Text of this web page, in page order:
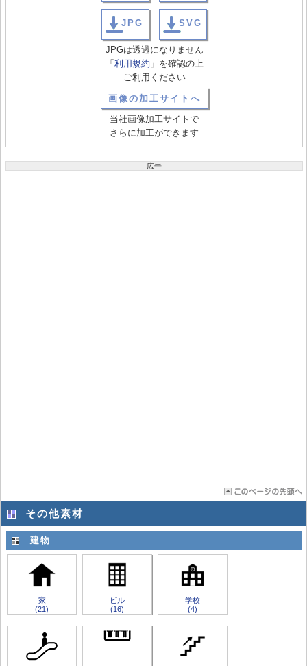
JPG SVG
JPGは透過になりません
「 利用規約 」を確認の上
ご利用ください
画像の加工サイトへ
当社画像加工サイトで
さらに加工ができます
広告
その他素材
建物
家
(21)
ビル
(16)
学校
(4)